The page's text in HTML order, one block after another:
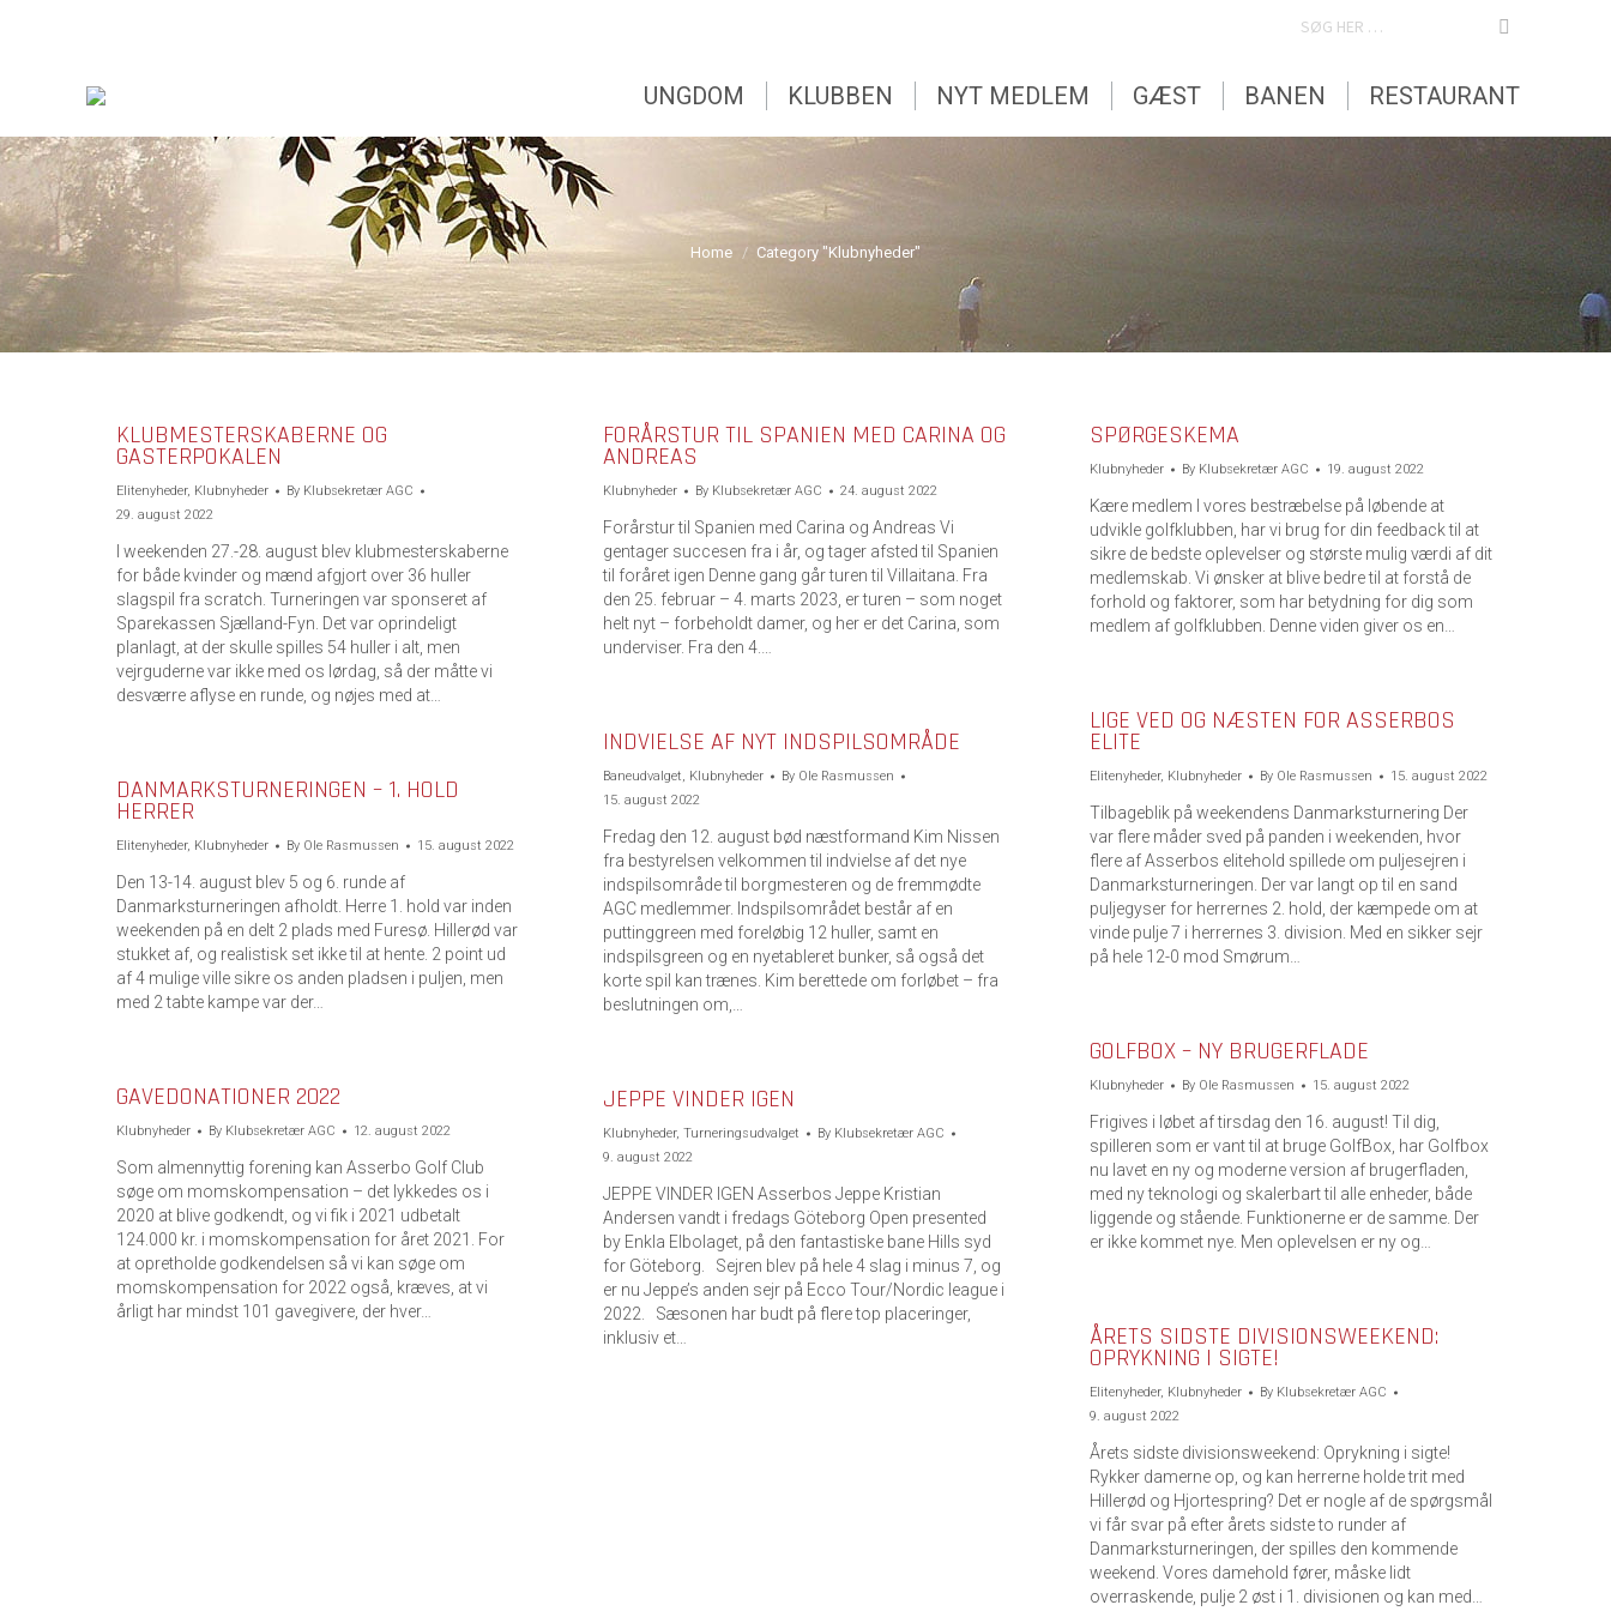
SEARCH:
UNGDOM KLUBBEN NYT MEDLEM GÆST BANEN RESTAURANT
You are here:
Home Category "Klubnyheder"
KLUBMESTERSKABERNE OG
GASTERPOKALEN
Elitenyheder, Klubnyheder By Klubsekretær AGC
29. august 2022
I weekenden 27.-28. august blev klubmesterskaberne
for både kvinder og mænd afgjort over 36 huller
slagspil fra scratch. Turneringen var sponseret af
Sparekassen Sjælland-Fyn. Det var oprindeligt
planlagt, at der skulle spilles 54 huller i alt, men
vejrguderne var ikke med os lørdag, så der måtte vi
desværre aflyse en runde, og nøjes med at…
FORÅRSTUR TIL SPANIEN MED CARINA OG
ANDREAS
Klubnyheder By Klubsekretær AGC 24. august 2022
Forårstur til Spanien med Carina og Andreas Vi
gentager succesen fra i år, og tager afsted til Spanien
til foråret igen Denne gang går turen til Villaitana. Fra
den 25. februar – 4. marts 2023, er turen – som noget
helt nyt – forbeholdt damer, og her er det Carina, som
underviser. Fra den 4.…
SPØRGESKEMA
Klubnyheder By Klubsekretær AGC 19. august 2022
Kære medlem I vores bestræbelse på løbende at
udvikle golfklubben, har vi brug for din feedback til at
sikre de bedste oplevelser og største mulig værdi af dit
medlemskab. Vi ønsker at blive bedre til at forstå de
forhold og faktorer, som har betydning for dig som
medlem af golfklubben. Denne viden giver os en…
LIGE VED OG NÆSTEN FOR ASSERBOS
ELITE
Elitenyheder, Klubnyheder By Ole Rasmussen 15. august 2022
Tilbageblik på weekendens Danmarksturnering Der
var flere måder sved på panden i weekenden, hvor
flere af Asserbos elitehold spillede om puljesejren i
Danmarksturneringen. Der var langt op til en sand
puljegyser for herrernes 2. hold, der kæmpede om at
vinde pulje 7 i herrernes 3. division. Med en sikker sejr
på hele 12-0 mod Smørum…
INDVIELSE AF NYT INDSPILSOMRÅDE
Baneudvalget, Klubnyheder By Ole Rasmussen
15. august 2022
Fredag den 12. august bød næstformand Kim Nissen
fra bestyrelsen velkommen til indvielse af det nye
indspilsområde til borgmesteren og de fremmødte
AGC medlemmer. Indspilsområdet består af en
puttinggreen med foreløbig 12 huller, samt en
indspilsgreen og en nyetableret bunker, så også det
korte spil kan trænes. Kim berettede om forløbet – fra
beslutningen om,…
DANMARKSTURNERINGEN – 1. HOLD
HERRER
Elitenyheder, Klubnyheder By Ole Rasmussen 15. august 2022
Den 13-14. august blev 5 og 6. runde af
Danmarksturneringen afholdt. Herre 1. hold var inden
weekenden på en delt 2 plads med Furesø. Hillerød var
stukket af, og realistisk set ikke til at hente. 2 point ud
af 4 mulige ville sikre os anden pladsen i puljen, men
med 2 tabte kampe var der…
GOLFBOX – NY BRUGERFLADE
Klubnyheder By Ole Rasmussen 15. august 2022
Frigives i løbet af tirsdag den 16. august! Til dig,
spilleren som er vant til at bruge GolfBox, har Golfbox
nu lavet en ny og moderne version af brugerfladen,
med ny teknologi og skalerbart til alle enheder, både
liggende og stående. Funktionerne er de samme. Der
er ikke kommet nye. Men oplevelsen er ny og…
GAVEDONATIONER 2022
Klubnyheder By Klubsekretær AGC 12. august 2022
Som almennyttig forening kan Asserbo Golf Club
søge om momskompensation – det lykkedes os i
2020 at blive godkendt, og vi fik i 2021 udbetalt
124.000 kr. i momskompensation for året 2021. For
at opretholde godkendelsen så vi kan søge om
momskompensation for 2022 også, kræves, at vi
årligt har mindst 101 gavegivere, der hver…
JEPPE VINDER IGEN
Klubnyheder, Turneringsudvalget By Klubsekretær AGC
9. august 2022
JEPPE VINDER IGEN Asserbos Jeppe Kristian
Andersen vandt i fredags Göteborg Open presented
by Enkla Elbolaget, på den fantastiske bane Hills syd
for Göteborg. Sejren blev på hele 4 slag i minus 7, og
er nu Jeppe’s anden sejr på Ecco Tour/Nordic league i
2022. Sæsonen har budt på flere top placeringer,
inklusiv et…
ÅRETS SIDSTE DIVISIONSWEEKEND:
OPRYKNING I SIGTE!
Elitenyheder, Klubnyheder By Klubsekretær AGC
9. august 2022
Årets sidste divisionsweekend: Oprykning i sigte!
Rykker damerne op, og kan herrerne holde trit med
Hillerød og Hjortespring? Det er nogle af de spørgsmål
vi får svar på efter årets sidste to runder af
Danmarksturneringen, der spilles den kommende
weekend. Vores damehold fører, måske lidt
overraskende, pulje 2 øst i 1. divisionen og kan med…
BANEN RESTAURANT